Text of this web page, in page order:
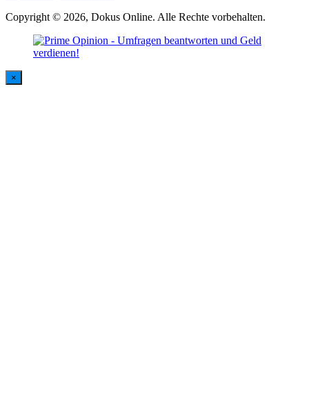
Copyright © 2026, Dokus Online. Alle Rechte vorbehalten.
×